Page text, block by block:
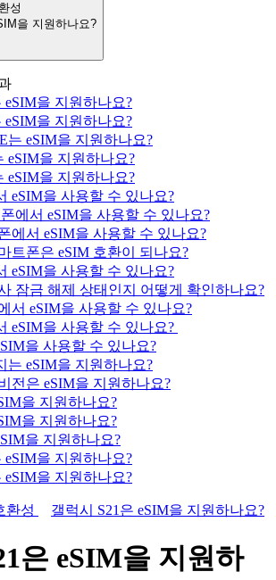
성
을 지원하나요?
eSIM을 지원하나요?
eSIM을 지원하나요?
는 eSIM을 지원하나요?
eSIM을 지원하나요?
eSIM을 지원하나요?
eSIM을 사용할 수 있나요?
에서 eSIM을 사용할 수 있나요?
에서 eSIM을 사용할 수 있나요?
트폰은 eSIM 호환이 되나요?
eSIM을 사용할 수 있나요?
잠금 해제 상태인지 어떻게 확인하나요?
서 eSIM을 사용할 수 있나요?
eSIM을 사용할 수 있나요?
을 사용할 수 있나요?
는 eSIM을 지원하나요?
전은 eSIM을 지원하나요?
을 지원하나요?
을 지원하나요?
을 지원하나요?
eSIM을 지원하나요?
eSIM을 지원하나요?
환성 갤럭시 S21은 eSIM을 지원하나요?
은 eSIM을 지원하